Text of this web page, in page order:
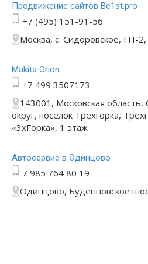
Продвижение сайтов Be1st.pro
+7 (495) 151-91-56
Москва, с. Сидоровское, ГП-
Makita Orion
+7 499 3507173
143001, Московская
округ, посёлок Трёхгорка,
«3хГорка», 1 этаж
Автосервис в Одинцово
7 985 764 80 19
Одинцово, Будённовское